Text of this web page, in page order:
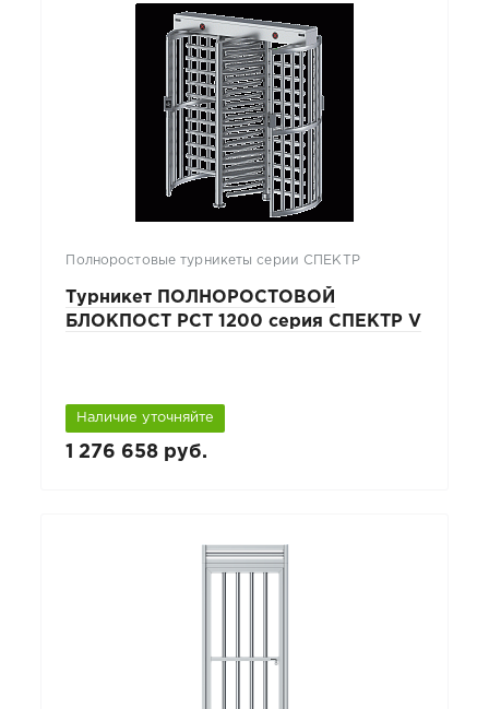
Полноростовые турникеты серии СПЕКТР
Турникет ПОЛНОРОСТОВОЙ
БЛОКПОСТ РСТ 1200 серия СПЕКТР V
Наличие уточняйте
1 276 658 руб.